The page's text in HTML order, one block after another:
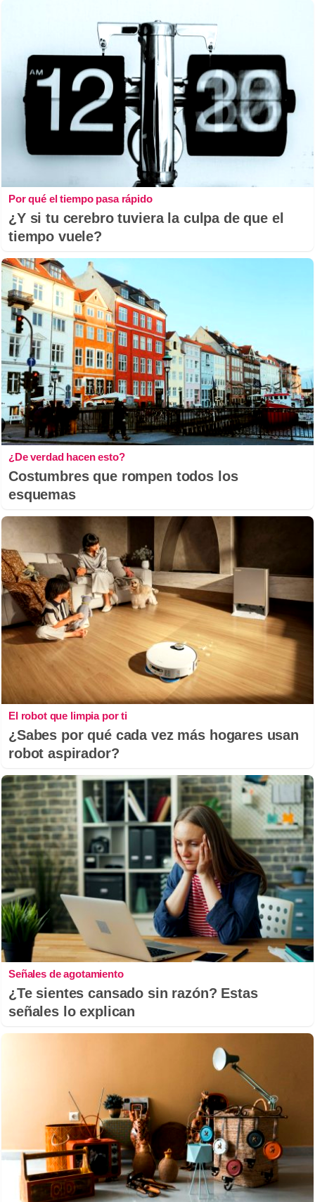
Por qué el tiempo pasa rápido
¿Y si tu cerebro tuviera la culpa de que el
tiempo vuele?
¿De verdad hacen esto?
Costumbres que rompen todos los
esquemas
El robot que limpia por ti
¿Sabes por qué cada vez más hogares usan
robot aspirador?
Señales de agotamiento
¿Te sientes cansado sin razón? Estas
señales lo explican